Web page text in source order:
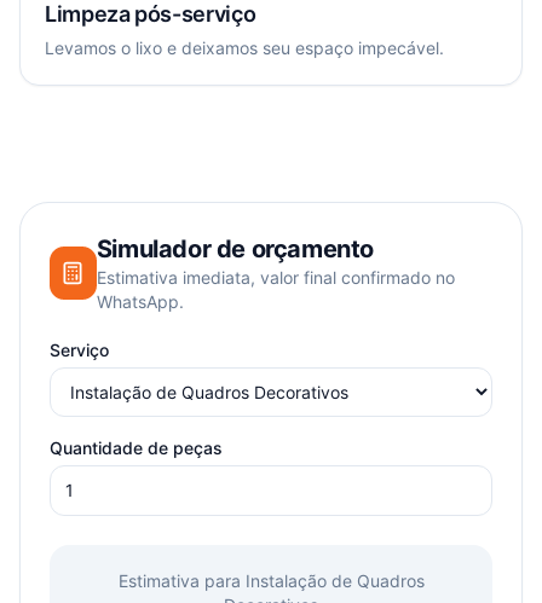
Limpeza pós-serviço
Levamos o lixo e deixamos seu espaço impecável.
Simulador de orçamento
Estimativa imediata, valor final confirmado no
WhatsApp.
Serviço
Quantidade de peças
Estimativa para Instalação de Quadros